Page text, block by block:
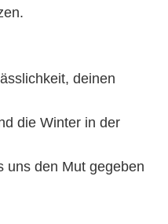
deinen
die Winter in der
uns den Mut gegeben